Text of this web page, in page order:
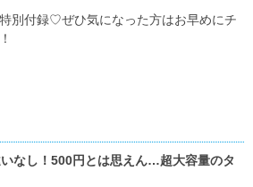
別付録♡ぜひ気になった方はお早めにチ
なし！500円とは思えん…超大容量のタ